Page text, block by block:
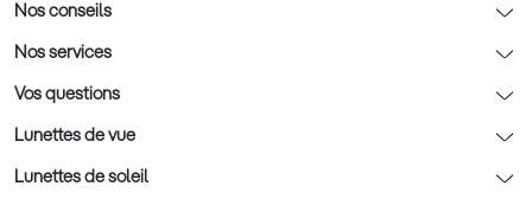
Notre charte déontologique
AFNOR Certification
Rendez-vous prévision
Nos conseils
Nos conseils lunettes
Nos conseils lentilles
Nos conseils enfants
Nos conseils santé visuelle
Nos services
Optic 2000 à domicile
Le contrôle de la vue chez votre opticien
L'entretien de votre équipement
Vos questions
Lunettes de vue
Lunettes de vue
Lunettes de soleil